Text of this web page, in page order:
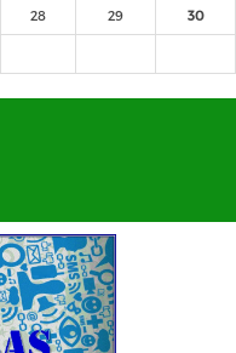
28 29 30